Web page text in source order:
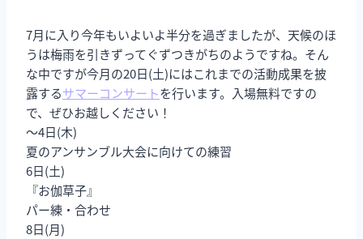
7月に入り今年もいよいよ半分を過ぎましたが、天候のほ
うは梅雨を引きずってぐずつきがちのようですね。そん
な中ですが今月の20日(土)にはこれまでの活動成果を披
露するサマーコンサートを行います。入場無料ですの
で、ぜひお越しください！
〜4日(木)
夏のアンサンブル大会に向けての練習
6日(土)
『お伽草子』
パー練・合わせ
8日(月)